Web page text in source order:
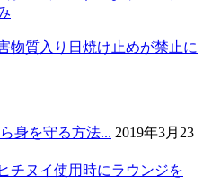
物質入り日焼け止めが禁止に
身を守る方法... 2019年3月23
チヌイ使用時にラウンジを